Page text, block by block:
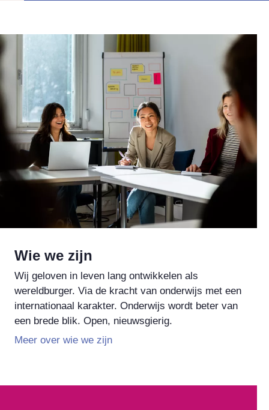
Wie we zijn
Wij geloven in leven lang ontwikkelen als
wereldburger. Via de kracht van onderwijs met een
internationaal karakter. Onderwijs wordt beter van
een brede blik. Open, nieuwsgierig.
Meer over wie we zijn